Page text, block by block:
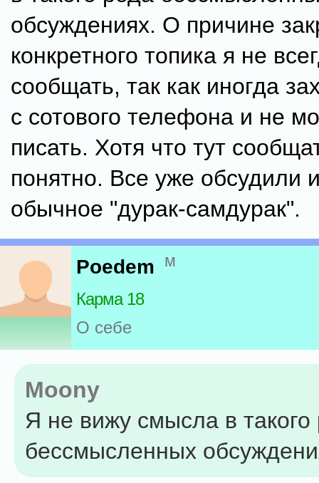
обсуждениях. О причине
конкретного топика я не
сообщать, так как иногда
с сотового телефона и не
писать. Хотя что тут
понятно. Все уже обсудили
обычное "дурак-самдурак".
Poedem м
Карма 18
О себе
Moony
Я не вижу смысла в такого
бессмысленных